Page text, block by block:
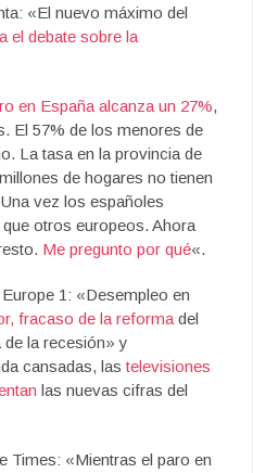
«El nuevo máximo del
el debate sobre la
en España alcanza un 27%,
El 57% de los menores de
La tasa en la provincia de
de hogares no tienen
vez los españoles
otros europeos. Ahora
Me pregunto por qué«.
1: «Desempleo en
fracaso de la reforma del
la recesión» y
cansadas, lastelevisiones
las nuevas cifras del
Times: «Mientras el paro en